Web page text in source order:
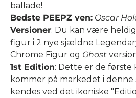
ballade!
Bedste PEEPZ ven: Oscar
Versioner: Du kan være
figur i 2 nye sjældne
Chrome Figur og Ghost
1st Edition: Dette er de første
kommer på markedet i denne
kendes ved det ikoniske